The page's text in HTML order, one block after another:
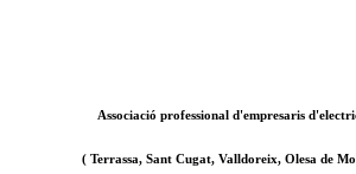
Associació professional d'empresaris
( Terrassa, Sant Cugat, Valldoreix, Olesa de